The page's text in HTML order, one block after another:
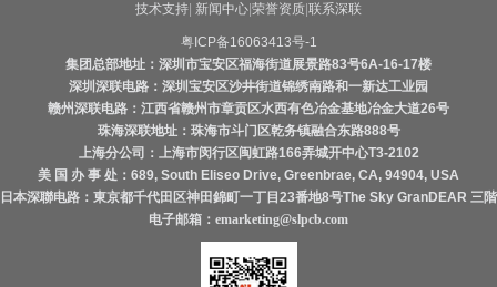
技术支持 新闻中心 荣誉资质 联系深联
粤ICP备16063413号-1
集团总部地址：深圳市宝安区福海街道展景路83号6A-16-17楼
深圳深联电路：深圳宝安区沙井街道锦绣南路和一新达工业园
赣州深联电路：江西省赣州市章贡区水西有色冶金基地冶金大道26号
珠海深联地址：珠海市斗门区乾务镇融合东路888号
上海分公司：上海市闵行区闽虹路166弄城开中心T3-2102
美 国 办 事 处：689, South Eliseo Drive, Greenbrae, CA, 94904, USA
日本深聯电路：東京都千代田区神田錦町一丁目23番地8号The Sky GranDEAR 三階
电子邮箱： emarketing@slpcb.com